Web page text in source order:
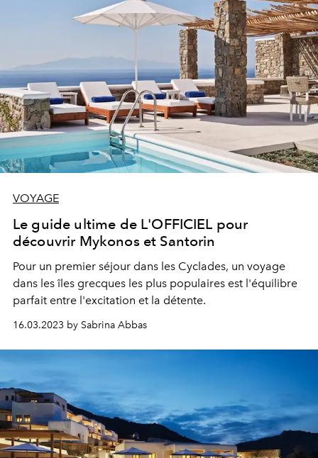
VOYAGE
Le guide ultime de L'OFFICIEL pour
découvrir Mykonos et Santorin
Pour un premier séjour dans les Cyclades, un voyage
dans les îles grecques les plus populaires est l'équilibre
parfait entre l'excitation et la détente.
16.03.2023 by Sabrina Abbas